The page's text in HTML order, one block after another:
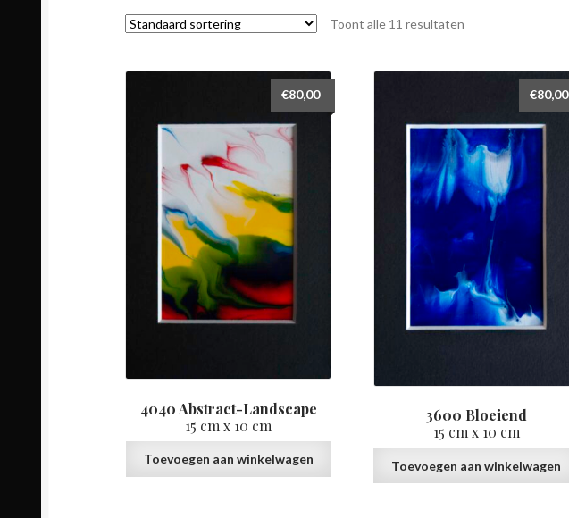
Toont alle 11 resultaten
4040 Abstract-Landscape
15 cm x 10 cm
€80,00
Toevoegen aan winkelwagen
3600 Bloeiend
15 cm x 10 cm
€80,00
Toevoegen aan winkelwagen